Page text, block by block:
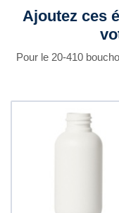
Ajoutez ces
Pour le 20-410